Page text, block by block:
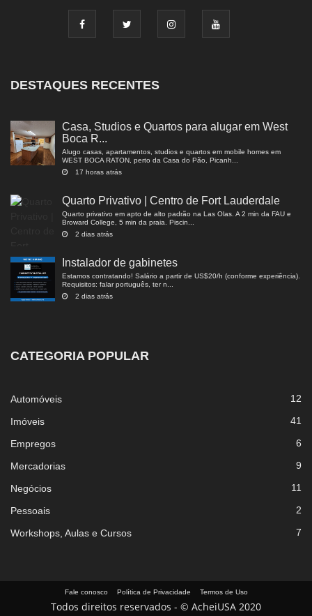
DESTAQUES RECENTES
Casa, Studios e Quartos para alugar em West
Boca R...
Alugo casas, apartamentos, studios e quartos em mobile homes em
WEST BOCA RATON, perto da Casa do Pão, Picanh...
17 horas atrás
Quarto Privativo | Centro de Fort Lauderdale
Quarto privativo em apto de alto padrão na Las Olas. A 2 min da FAU e
Broward College, 5 min da praia. Piscin...
2 dias atrás
Instalador de gabinetes
Estamos contratando! Salário a partir de US$20/h (conforme experiência).
Requisitos: falar português, ter n...
2 dias atrás
CATEGORIA POPULAR
Automóveis 12
Imóveis 41
Empregos 6
Mercadorias 9
Negócios 11
Pessoais 2
Workshops, Aulas e Cursos 7
Fale conosco Política de Privacidade Termos de Uso
Todos direitos reservados - © AcheiUSA 2020